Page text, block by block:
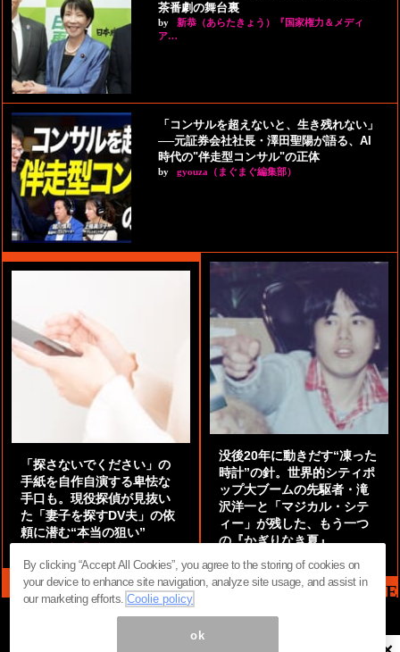
茶番劇の舞台裏
by
新恭（あらたきょう）『国家権力＆メディ
ア…
「コンサルを超えないと、生き残れない」
──元証券会社社長・澤田聖陽が語る、AI
時代の"伴走型コンサル"の正体
by gyouza（まぐまぐ編集部）
「探さないでください」の
手紙を自作自演する卑怯な
手口も。現役探偵が見抜い
た「妻子を探すDV夫」の依
頼に潜む“本当の狙い”
没後20年に動きだす“凍った
時計”の針。世界的シティポ
ップ大ブームの先駆者・滝
沢洋一と「マジカル・シテ
ィー」が残した、もう一つ
の『かぎりなき夏』
MAG2 NEWS HEADLINE
By clicking “Accept All Cookies”, you agree to the storing of cookies on
your device to enhance site navigation, analyze site usage, and assist in
our marketing efforts.Coolie policy
ok